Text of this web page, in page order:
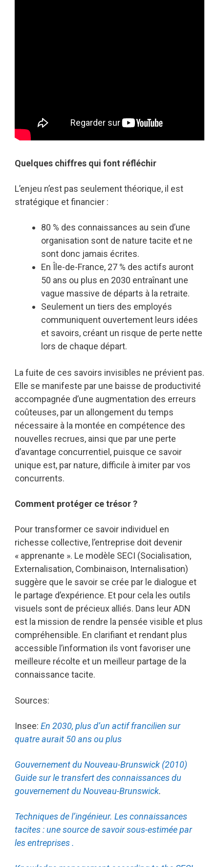
Quelques chiffres qui font réfléchir
L’enjeu n’est pas seulement théorique, il est
stratégique et financier :
80 % des connaissances au sein d’une
organisation sont de nature tacite et ne
sont donc jamais écrites.
En Île-de-France, 27 % des actifs auront
50 ans ou plus en 2030 entraînant une
vague massive de départs à la retraite.
Seulement un tiers des employés
communiquent ouvertement leurs idées
et savoirs, créant un risque de perte nette
lors de chaque départ.
La fuite de ces savoirs invisibles ne prévient pas.
Elle se manifeste par une baisse de productivité
accompagnée d’une augmentation des erreurs
coûteuses, par un allongement du temps
nécessaire à la montée en compétence des
nouvelles recrues, ainsi que par une perte
d’avantage concurrentiel, puisque ce savoir
unique est, par nature, difficile à imiter par vos
concurrents.
Comment protéger ce trésor ?
Pour transformer ce savoir individuel en
richesse collective, l’entreprise doit devenir
« apprenante ». Le modèle SECI (Socialisation,
Externalisation, Combinaison, Internalisation)
suggère que le savoir se crée par le dialogue et
le partage d’expérience. Et pour cela les outils
visuels sont de précieux alliés. Dans leur ADN
est la mission de rendre la pensée visible et plus
compréhensible. En clarifiant et rendant plus
accessible l’information ils vont favoriser une
meilleure récolte et un meilleur partage de la
connaissance tacite.
Sources:
Insee: En 2030, plus d’un actif francilien sur
quatre aurait 50 ans ou plus
Gouvernement du Nouveau-Brunswick (2010)
Guide sur le transfert des connaissances du
gouvernement du Nouveau-Brunswick.
Techniques de l’ingénieur. Les connaissances
tacites : une source de savoir sous-estimée par
les entreprises .